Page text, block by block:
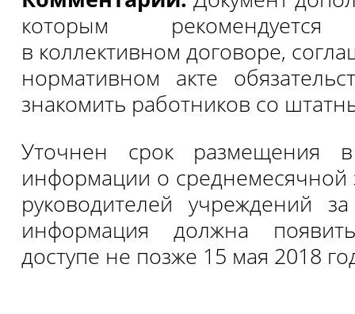
которым рекомендуется
в коллективном договоре,
нормативном акте
знакомить работников со
Уточнен срок размещения
информации о среднемесячной
руководителей учреждений
информация должна
доступе не позже 15 мая 2018